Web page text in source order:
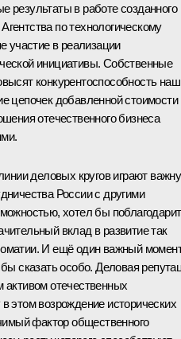
результаты в работе созданного
по технологическому
участие в реализации
инициативы. Собственные
конкурентоспособность
цепочек добавленной стоимости
отечественного бизнеса
деловых кругов играют
России с другими
хотел бы
вклад в развитие так
И ещё один важный
сказать особо. Деловая
активом отечественных
этом возрождение исторических
фактор общественного